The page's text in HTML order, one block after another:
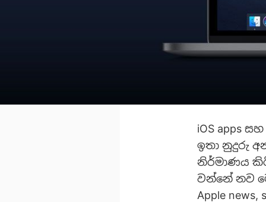
iOS apps
ඉතා නුදුරු
නිර්මාණය
වන්නේ නව
Apple